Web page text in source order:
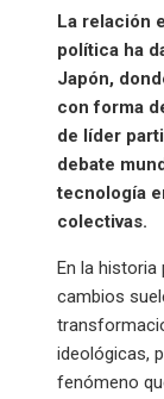
La relación
política ha
Japón,
con forma
de líder
debate
tecnología
colectivas.
En la
cambios
ideológicas,
fenómeno